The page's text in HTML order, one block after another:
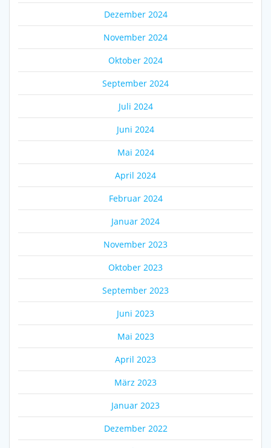
Dezember 2024
November 2024
Oktober 2024
September 2024
Juli 2024
Juni 2024
Mai 2024
April 2024
Februar 2024
Januar 2024
November 2023
Oktober 2023
September 2023
Juni 2023
Mai 2023
April 2023
März 2023
Januar 2023
Dezember 2022